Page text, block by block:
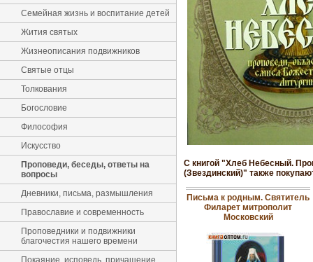
Семейная жизнь и воспитание детей
Жития святых
Жизнеописания подвижников
Святые отцы
Толкования
Богословие
Философия
Искусство
Проповеди, беседы, ответы на
вопросы
Дневники, письма, размышления
Православие и современность
Проповедники и подвижники
благочестия нашего времени
Покаяние, исповедь, причащение
С книгой "Хлеб Небесный.
(Звездинский)" также
Письма к родным. Святитель
Филарет митрополит
Московский